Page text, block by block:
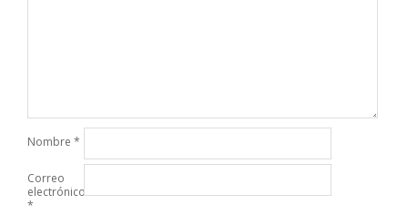
Nombre *
Correo
electrónico
*